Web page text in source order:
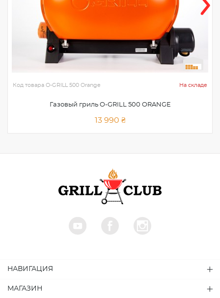
Код товара O-GRILL 500 Orange На складе
Газовый гриль O-GRILL 500 ORANGE
13 990 ₴
НАВИГАЦИЯ
МАГАЗИН